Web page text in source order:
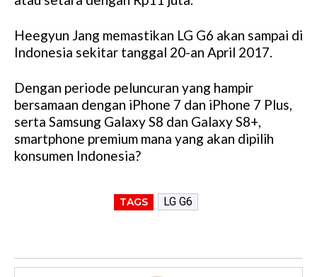
Heegyun Jang memastikan LG G6 akan sampai di
Indonesia sekitar tanggal 20-an April 2017.
Dengan periode peluncuran yang hampir
bersamaan dengan iPhone 7 dan iPhone 7 Plus,
serta Samsung Galaxy S8 dan Galaxy S8+,
smartphone premium mana yang akan dipilih
konsumen Indonesia?
TAGS LG G6